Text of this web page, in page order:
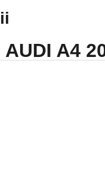
A4